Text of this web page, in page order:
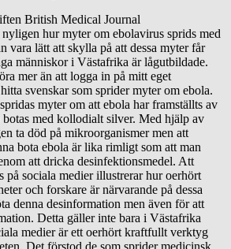
British Medical Journal
hur myter om ebolavirus sprids med
vara lätt att skylla på att dessa myter får
människor i Västafrika är lågutbildade.
mer än att logga in på mitt eget
svenskar som sprider myter om ebola.
myter om att ebola har framställts av
botas med kollodialt silver. Med hjälp av
ta död på mikroorganismer men att
bota ebola är lika rimligt som att man
att dricka desinfektionsmedel. Att
på sociala medier illustrerar hur oerhört
och forskare är närvarande på dessa
denna desinformation men även för att
Detta gäller inte bara i Västafrika
medier är ett oerhört kraftfullt verktyg
Det förstod de som sprider medicinsk